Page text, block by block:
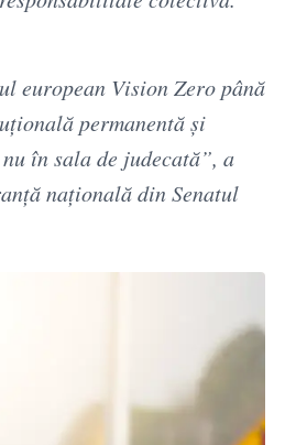
european Vision Zero până
permanentă și
în sala de judecată”, a
națională din Senatul